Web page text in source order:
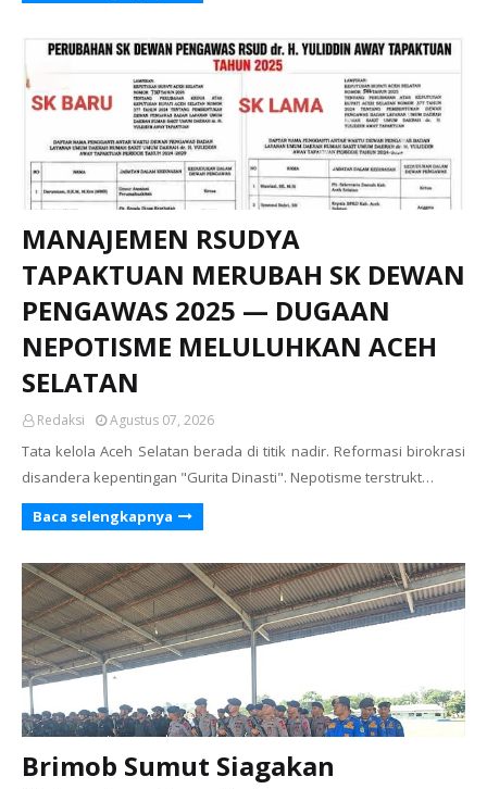
MANAJEMEN RSUDYA
TAPAKTUAN MERUBAH SK DEWAN
PENGAWAS 2025 — DUGAAN
NEPOTISME MELULUHKAN ACEH
SELATAN
Redaksi Agustus 07, 2026
Tata kelola Aceh Selatan berada di titik nadir. Reformasi birokrasi
disandera kepentingan "Gurita Dinasti". Nepotisme terstrukt…
Baca selengkapnya
Brimob Sumut Siagakan